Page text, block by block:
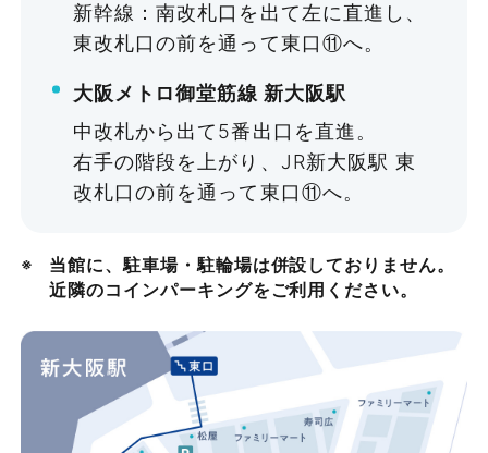
新幹線：南改札口を出て左に直進し、
東改札口の前を通って東口⑪へ。
大阪メトロ御堂筋線 新大阪駅
中改札から出て5番出口を直進。
右手の階段を上がり、JR新大阪駅 東
改札口の前を通って東口⑪へ。
当館に、駐車場・駐輪場は併設しておりません。
近隣のコインパーキングをご利用ください。